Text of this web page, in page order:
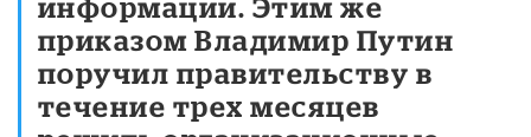
приказом Владимир Путин
поручил правительству в
течение трех месяцев